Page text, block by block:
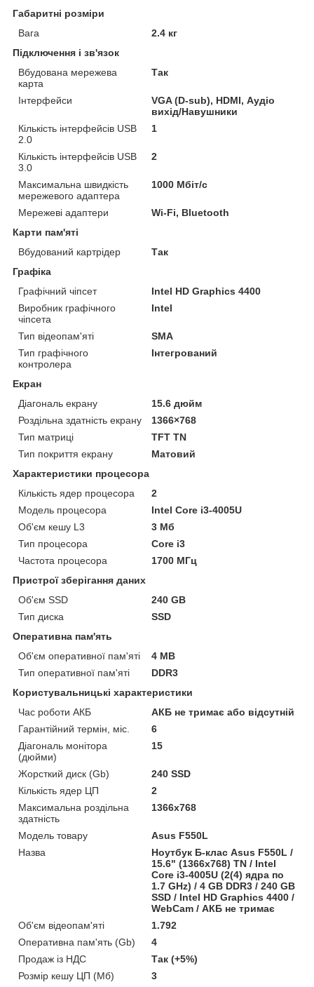
Габаритні розміри
Вага
2.4 кг
Підключення і зв'язок
Вбудована мережева
карта
Так
Інтерфейси
VGA (D-sub), HDMI, Аудіо
вихід/Навушники
Кількість інтерфейсів USB
2.0
1
Кількість інтерфейсів USB
3.0
2
Максимальна швидкість
мережевого адаптера
1000 Мбіт/с
Мережеві адаптери
Wi-Fi, Bluetooth
Карти пам'яті
Вбудований картрідер
Так
Графіка
Графічний чіпсет
Intel HD Graphics 4400
Виробник графічного
чіпсета
Intel
Тип відеопам'яті
SMA
Тип графічного
контролера
Інтегрований
Екран
Діагональ екрану
15.6 дюйм
Роздільна здатність екрану
1366×768
Тип матриці
TFT TN
Тип покриття екрану
Матовий
Характеристики процесора
Кількість ядер процесора
2
Модель процесора
Intel Core i3-4005U
Об'єм кешу L3
3 Мб
Тип процесора
Core i3
Частота процесора
1700 МГц
Пристрої зберігання даних
Об'єм SSD
240 GB
Тип диска
SSD
Оперативна пам'ять
Об'єм оперативної пам'яті
4 MB
Тип оперативної пам'яті
DDR3
Користувальницькі характеристики
Час роботи АКБ
АКБ не тримає або відсутній
Гарантійний термін, міс.
6
Діагональ монітора
(дюйми)
15
Жорсткий диск (Gb)
240 SSD
Кількість ядер ЦП
2
Максимальна роздільна
здатність
1366x768
Модель товару
Asus F550L
Назва
Ноутбук Б-клас Asus F550L /
15.6" (1366x768) TN / Intel
Core i3-4005U (2(4) ядра по
1.7 GHz) / 4 GB DDR3 / 240 GB
SSD / Intel HD Graphics 4400 /
WebCam / АКБ не тримає
Об'єм відеопам'яті
1.792
Оперативна пам'ять (Gb)
4
Продаж із НДС
Так (+5%)
Розмір кешу ЦП (Мб)
3